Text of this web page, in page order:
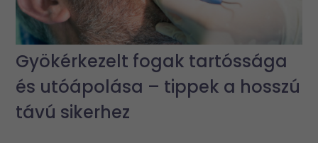
Gyökérkezelt fogak tartóssága
és utóápolása – tippek a hosszú
távú sikerhez